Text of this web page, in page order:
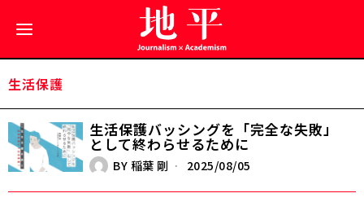
生活保護
生活保護バッシングを「完全な失敗」
として終わらせるために
BY 稲葉 剛 2025/08/05